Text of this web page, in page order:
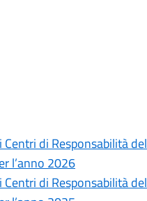
di Responsabilità del
l’anno 2026
di Responsabilità del